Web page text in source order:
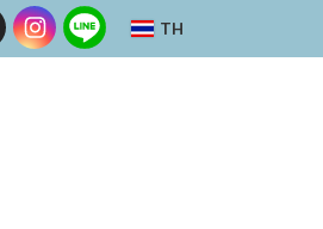
TH